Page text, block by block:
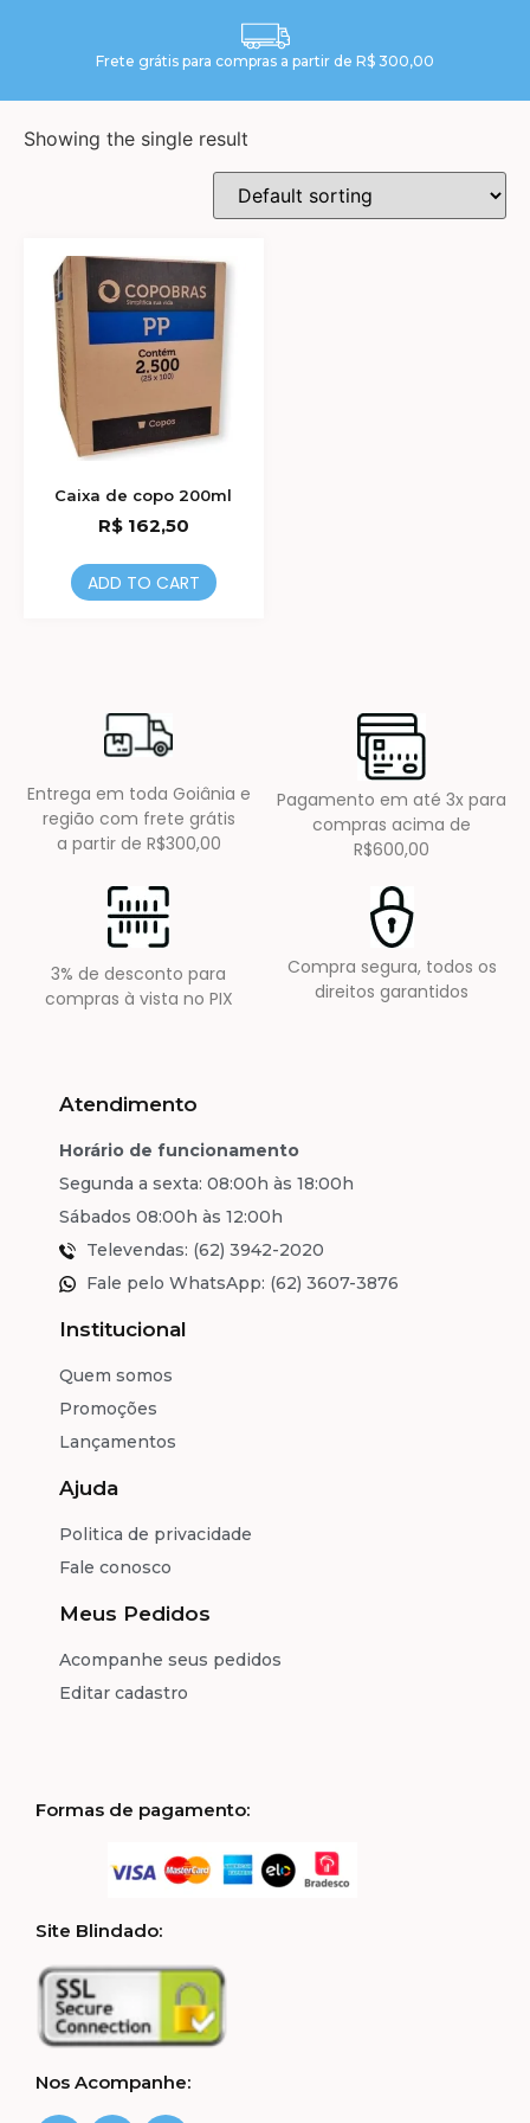
Frete grátis para compras a partir de R$ 300,00
Showing the single result
Caixa de copo 200ml
R$162,50
ADD TO CART
Entrega em toda Goiânia e
região com frete grátis
a partir de R$300,00
Pagamento em até 3x para
compras acima de
R$600,00
3% de desconto para
compras à vista no PIX
Compra segura, todos os
direitos garantidos
Atendimento
Horário de funcionamento
Segunda a sexta: 08:00h às 18:00h
Sábados 08:00h às 12:00h
Televendas: (62) 3942-2020
Fale pelo WhatsApp: (62) 3607-3876
Institucional
Quem somos
Promoções
Lançamentos
Ajuda
Politica de privacidade
Fale conosco
Meus Pedidos
Acompanhe seus pedidos
Editar cadastro
Formas de pagamento:
Site Blindado:
Nos Acompanhe: